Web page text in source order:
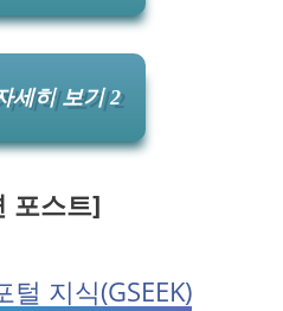
세히 보기 2
포스트]
지식(GSEEK)